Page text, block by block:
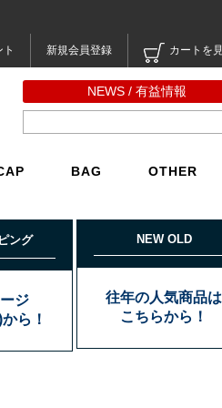
新規会員登録 カートを
NEWS / 有益情報
BAG OTHER
ング
ジ
ら！
NEW OLD
往年の人気商品は
こちらから！